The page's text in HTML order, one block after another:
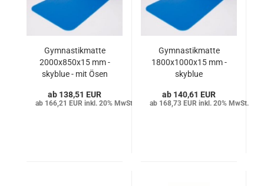
Gymnastikmatte
2000x850x15 mm -
skyblue - mit Ösen
138,51 EUR
166,21 EUR inkl. 20% MwSt.
Gymnastikmatte
1800x1000x15 mm -
skyblue
140,61 EUR
168,73 EUR inkl. 20% MwSt.